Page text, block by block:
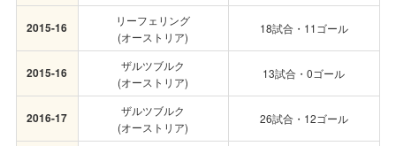
2015-16
リーフェリング
(オーストリア)
18試合・11ゴール
2015-16
ザルツブルク
(オーストリア)
13試合・0ゴール
2016-17
ザルツブルク
(オーストリア)
26試合・12ゴール